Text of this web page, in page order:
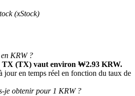
(xStock)
KRW ?
TX (TX) vaut environ ₩2.93 KRW.
jour en temps réel en fonction du taux de
je obtenir pour 1 KRW ?